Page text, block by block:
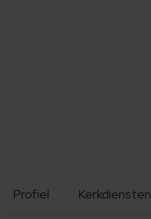
Profiel Kerkdiensten